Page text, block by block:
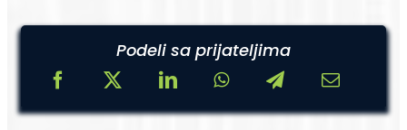
Podeli sa prijateljima